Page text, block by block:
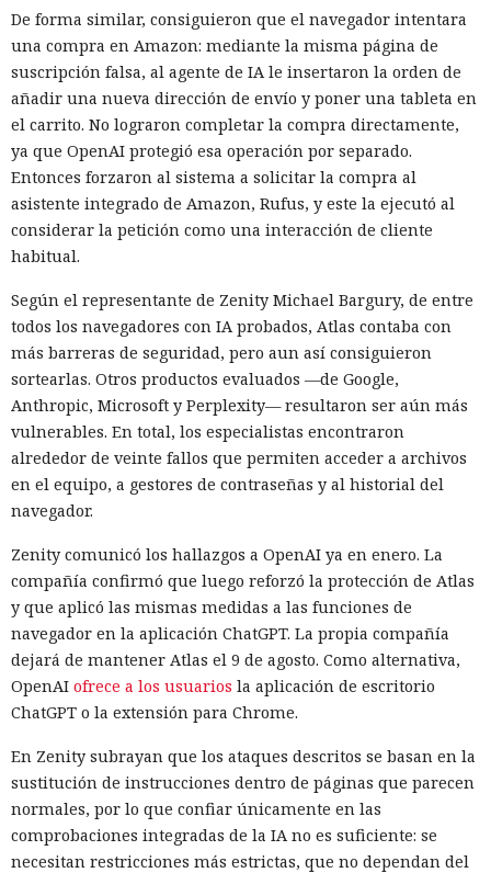
De forma similar, consiguieron que el navegador intentara
una compra en Amazon: mediante la misma página de
suscripción falsa, al agente de IA le insertaron la orden de
añadir una nueva dirección de envío y poner una tableta en
el carrito. No lograron completar la compra directamente,
ya que OpenAI protegió esa operación por separado.
Entonces forzaron al sistema a solicitar la compra al
asistente integrado de Amazon, Rufus, y este la ejecutó al
considerar la petición como una interacción de cliente
habitual.
Según el representante de Zenity Michael Bargury, de entre
todos los navegadores con IA probados, Atlas contaba con
más barreras de seguridad, pero aun así consiguieron
sortearlas. Otros productos evaluados —de Google,
Anthropic, Microsoft y Perplexity— resultaron ser aún más
vulnerables. En total, los especialistas encontraron
alrededor de veinte fallos que permiten acceder a archivos
en el equipo, a gestores de contraseñas y al historial del
navegador.
Zenity comunicó los hallazgos a OpenAI ya en enero. La
compañía confirmó que luego reforzó la protección de Atlas
y que aplicó las mismas medidas a las funciones de
navegador en la aplicación ChatGPT. La propia compañía
dejará de mantener Atlas el 9 de agosto. Como alternativa,
OpenAI ofrece a los usuarios la aplicación de escritorio
ChatGPT o la extensión para Chrome.
En Zenity subrayan que los ataques descritos se basan en la
sustitución de instrucciones dentro de páginas que parecen
normales, por lo que confiar únicamente en las
comprobaciones integradas de la IA no es suficiente: se
necesitan restricciones más estrictas, que no dependan del